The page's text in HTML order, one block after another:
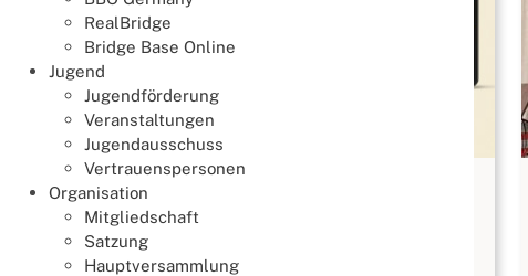
RealBridge
Bridge Base Online
Jugend
Jugendförderung
Veranstaltungen
Jugendausschuss
Vertrauenspersonen
Organisation
Mitgliedschaft
Satzung
Hauptversammlung
Was ist neu auf unserer Webseite?
16. Juli 2026
Organisation